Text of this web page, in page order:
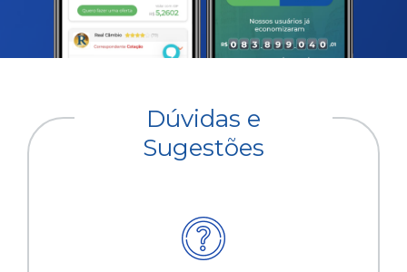
Dúvidas e
Sugestões